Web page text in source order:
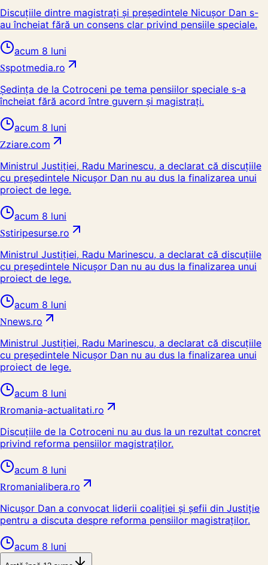
Discuțiile dintre magistrați și președintele Nicușor Dan s-
au încheiat fără un consens clar privind pensiile speciale.
acum 8 luni
Sspotmedia.ro
Ședința de la Cotroceni pe tema pensiilor speciale s-a
încheiat fără acord între guvern și magistrați.
acum 8 luni
Zziare.com
Ministrul Justiției, Radu Marinescu, a declarat că discuțiile
cu președintele Nicușor Dan nu au dus la finalizarea unui
proiect de lege.
acum 8 luni
Sstiripesurse.ro
Ministrul Justiției, Radu Marinescu, a declarat că discuțiile
cu președintele Nicușor Dan nu au dus la finalizarea unui
proiect de lege.
acum 8 luni
Nnews.ro
Ministrul Justiției, Radu Marinescu, a declarat că discuțiile
cu președintele Nicușor Dan nu au dus la finalizarea unui
proiect de lege.
acum 8 luni
Rromania-actualitati.ro
Discuțiile de la Cotroceni nu au dus la un rezultat concret
privind reforma pensiilor magistraților.
acum 8 luni
Rromanialibera.ro
Nicușor Dan a convocat liderii coaliției și șefii din Justiție
pentru a discuta despre reforma pensiilor magistraților.
acum 8 luni